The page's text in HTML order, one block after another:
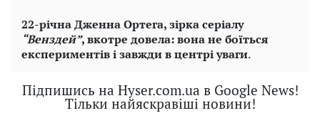
22-річна Дженна Ортега, зірка серіалу
“Венздей”, вкотре довела: вона не боїться
експериментів і завжди в центрі уваги.
Підпишись на Hyser.com.ua в Google News!
Тільки найяскравіші новини!